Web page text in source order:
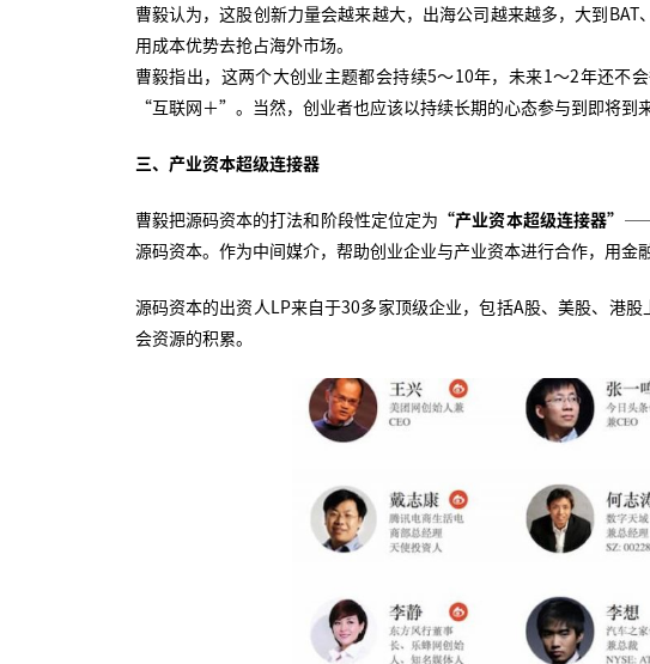
曹毅认为，这股创新力量会越来越大，出海公司越来越多，大到
用成本优势去抢占海外市场。
曹毅指出，这两个大创业主题都会持续5～10年，未来1～2年还不
“互联网＋”。当然，创业者也应该以持续长期的心态参与到即将
三、产业资本超级连接器
曹毅把源码资本的打法和阶段性定位定为 “产业资本超级连接器” ——
源码资本。作为中间媒介，帮助创业企业与产业资本进行合作，用金
源码资本的出资人LP来自于30多家顶级企业，包括A股、美股、港
会资源的积累。